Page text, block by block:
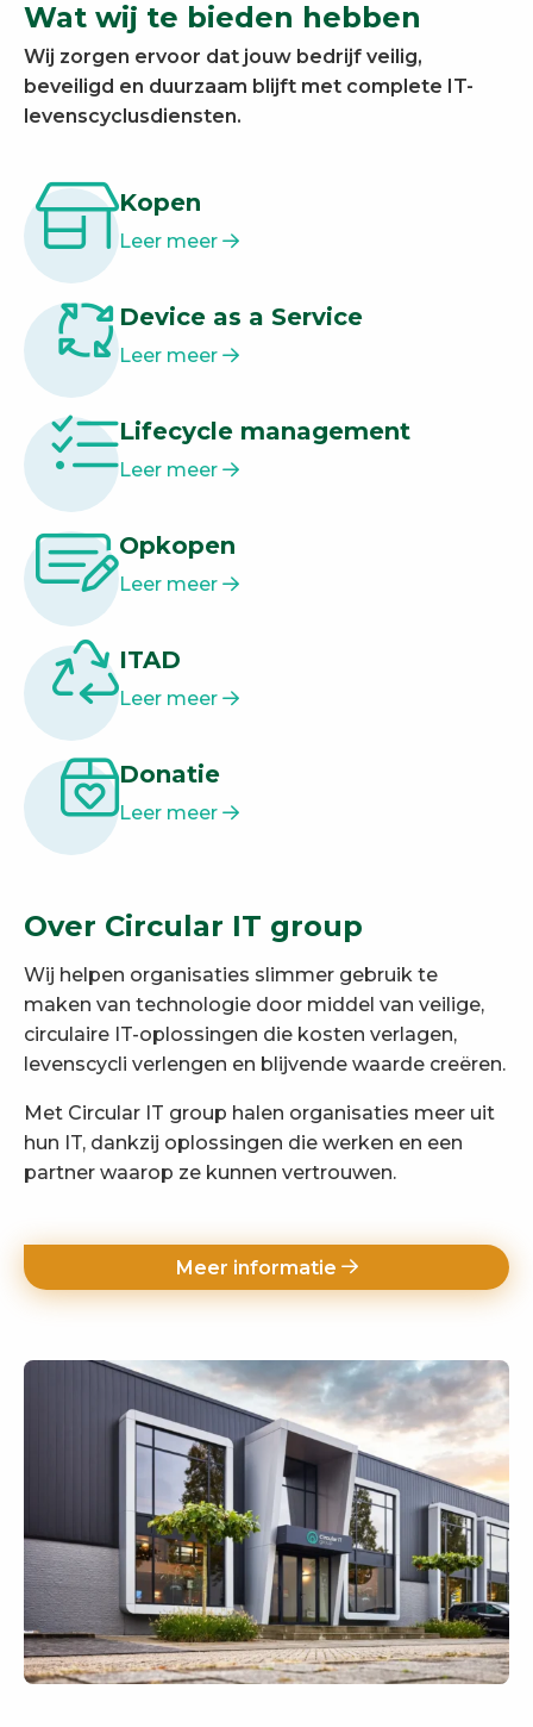
Wat wij te bieden hebben
Wij zorgen ervoor dat jouw bedrijf veilig,
beveiligd en duurzaam blijft met complete IT-
levenscyclusdiensten.
Kopen
Leer meer
Device as a Service
Leer meer
Lifecycle management
Leer meer
Opkopen
Leer meer
ITAD
Leer meer
Donatie
Leer meer
Over Circular IT group
Wij helpen organisaties slimmer gebruik te
maken van technologie door middel van veilige,
circulaire IT-oplossingen die kosten verlagen,
levenscycli verlengen en blijvende waarde creëren.
Met Circular IT group halen organisaties meer uit
hun IT, dankzij oplossingen die werken en een
partner waarop ze kunnen vertrouwen.
Meer informatie